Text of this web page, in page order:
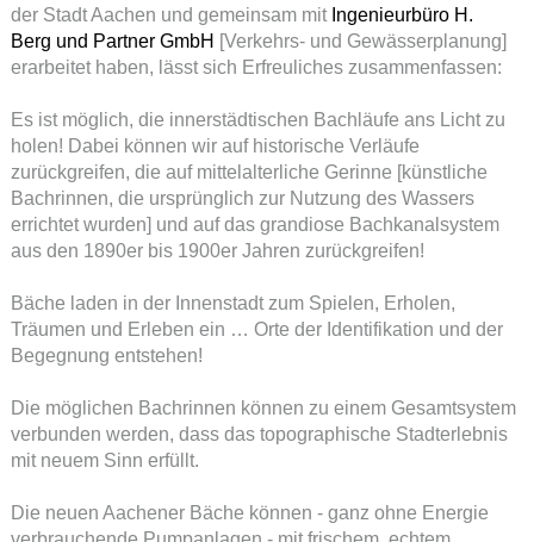
der Stadt Aachen und gemeinsam mit Ingenieurbüro H.
Berg und Partner GmbH [Verkehrs- und Gewässerplanung]
erarbeitet haben, lässt sich Erfreuliches zusammenfassen:
Es ist möglich, die innerstädtischen Bachläufe ans Licht zu
holen! Dabei können wir auf historische Verläufe
zurückgreifen, die auf mittelalterliche Gerinne [künstliche
Bachrinnen, die ursprünglich zur Nutzung des Wassers
errichtet wurden] und auf das grandiose Bachkanalsystem
aus den 1890er bis 1900er Jahren zurückgreifen!
Bäche laden in der Innenstadt zum Spielen, Erholen,
Träumen und Erleben ein … Orte der Identifikation und der
Begegnung entstehen!
Die möglichen Bachrinnen können zu einem Gesamtsystem
verbunden werden, dass das topographische Stadterlebnis
mit neuem Sinn erfüllt.
Die neuen Aachener Bäche können - ganz ohne Energie